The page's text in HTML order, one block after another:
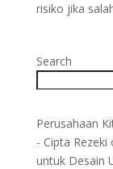
risiko jika
Search
Perusahaan
- Cipta Rezeki
untuk Desain